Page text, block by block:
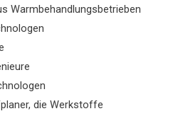
Warmbehandlungsbetrieben
die Werkstoffe